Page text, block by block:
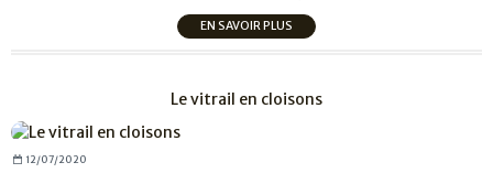
EN SAVOIR PLUS
Le vitrail en cloisons
12/07/2020